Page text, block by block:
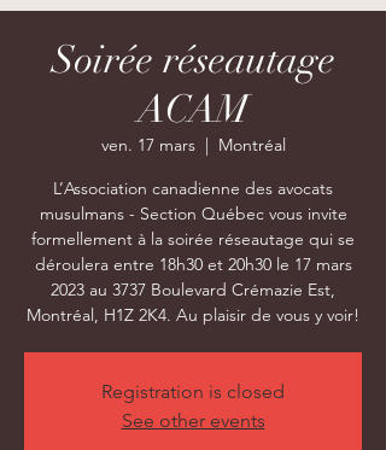
Soirée réseautage
ACAM
ven. 17 mars
  |
Montréal
L’Association canadienne des avocats
musulmans - Section Québec vous invite
formellement à la soirée réseautage qui se
déroulera entre 18h30 et 20h30 le 17 mars
2023 au 3737 Boulevard Crémazie Est,
Montréal, H1Z 2K4. Au plaisir de vous y voir!
Registration is closed
See other events